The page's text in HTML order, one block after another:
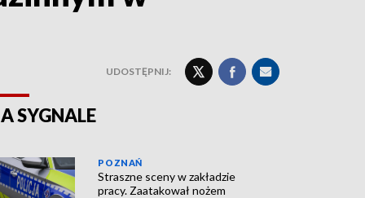
UDOSTĘPNIJ:
SYGNALE
POZNAŃ
Straszne sceny w zakładzie
pracy. Zaatakował nożem